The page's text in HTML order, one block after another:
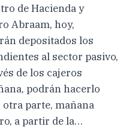
de Hacienda y
Abraam, hoy,
depositados los
al sector pasivo,
de los cajeros
podrán hacerlo
parte, mañana
a partir de la…